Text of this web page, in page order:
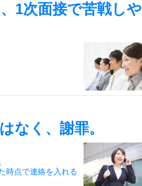
1次面接で苦戦しや
なく、謝罪。
時点で連絡を入れる